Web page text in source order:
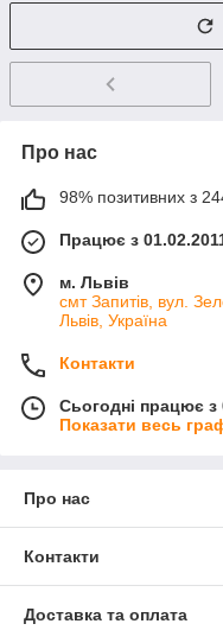
Про нас
98% позитивних з 244
Працює з
м. Львів
смт Запитів, вул.
Львів, Україна
Контакти
Сьогодні працює з
Показати весь
Про нас
Контакти
Доставка та оплата